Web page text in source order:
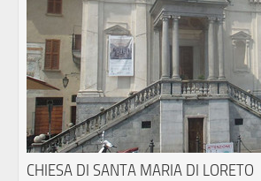
CHIESA DI SANTA MARIA DI LORETO